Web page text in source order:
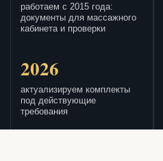
работаем с 2015 года:
документы для массажного
кабинета и проверки
2026
актуализируем комплекты
под действующие
требования